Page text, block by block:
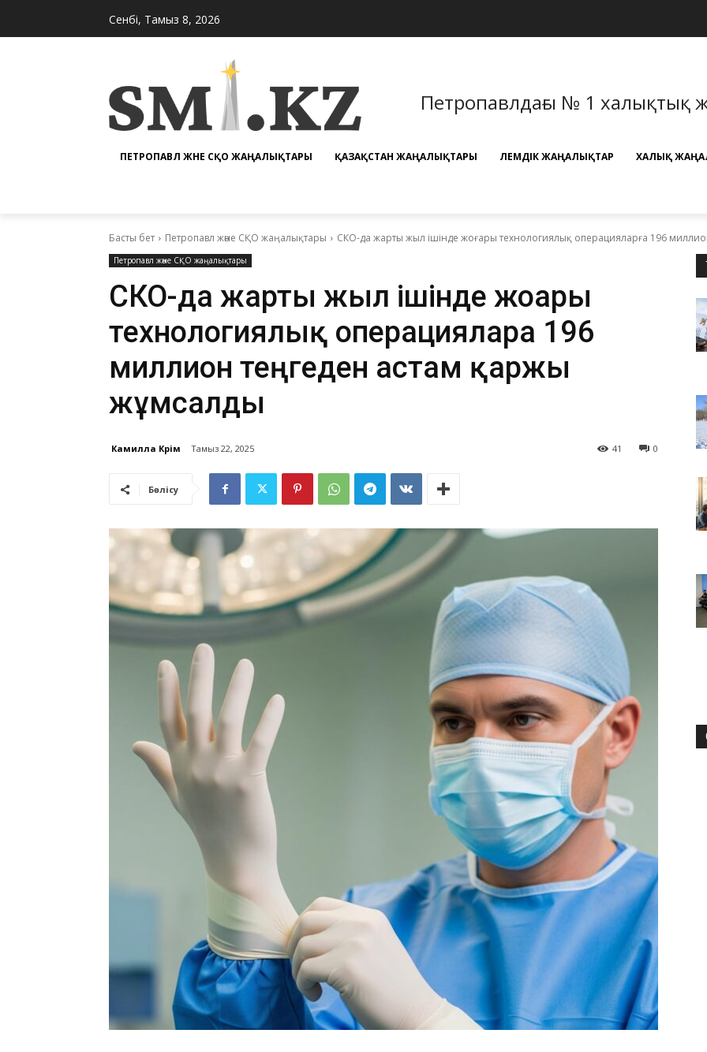
Сенбі, Тамыз 8, 2026
Петропавлдағы № 1 халықтық
ПЕТРОПАВЛ ЖӘНЕ СҚО ЖАҢАЛЫҚТАРЫ ҚАЗАҚСТАН ЖАҢАЛЫҚТАРЫ ӘЛЕМДІК ЖАҢАЛЫҚТАР ХАЛЫҚ
Басты бет Петропавл және СҚО жаңалықтары СКО-да жарты жыл ішінде жоғары технологиялық операцияларға 196
Петропавл және СҚО жаңалықтары
СКО-да жарты жыл ішінде жоғары
технологиялық операцияларға 196
миллион теңгеден астам қаржы
жұмсалды
Камилла Кәрім Тамыз 22, 2025 0
41
Бөлісу